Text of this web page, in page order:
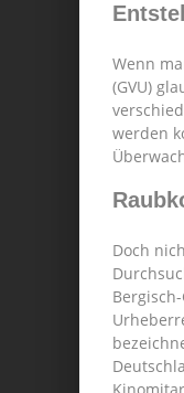
Wenn
(GVU)
werden
Doch